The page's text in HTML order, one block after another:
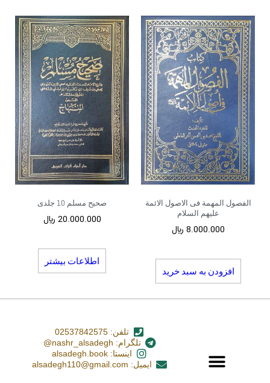
الفصول المهمة فی الاصول الائمة
علیهم السلام
8.000.000 ﷼
افزودن به سبد خرید
صحیح مسلم 10 جلدی
20.000.000 ﷼
اطلاعات بیشتر
تلفن: 02537842575
تلگرام: nashr_alsadegh@
اینستا: alsadegh.book
ایمیل: alsadegh110@gmail.com